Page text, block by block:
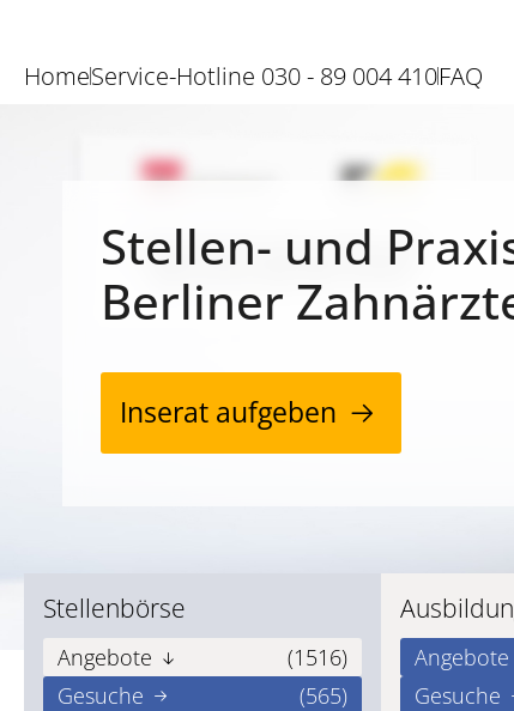
HomeService-Hotline 030 - 89 004 410FAQ
Stellen- und
Berliner
Inserat aufgeben
Stellenbörse
Angebote
(1516)
Gesuche
(565)
Angebote
Gesuche